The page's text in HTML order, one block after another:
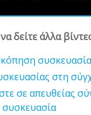
δείτε άλλα
στη
σε απευθείας